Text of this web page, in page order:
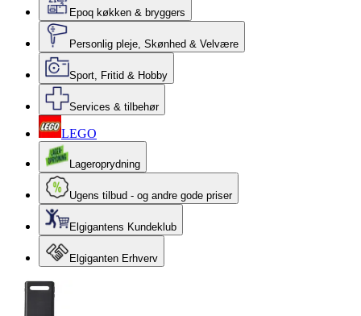
Epoq køkken & bryggers
Personlig pleje, Skønhed & Velvære
Sport, Fritid & Hobby
Services & tilbehør
LEGO
Lageroprydning
Ugens tilbud - og andre gode priser
Elgigantens Kundeklub
Elgiganten Erhverv